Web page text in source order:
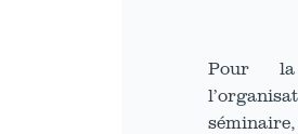
Pour la